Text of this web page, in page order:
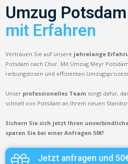
Umzug
mit Erfahren
Vertrauen Sie auf unsere jahrelange
Potsdam nach Chur. Mit Umzug Meyr
reibungslosen und effizienten Umzugsprozess.
Unser professionelles Team sorgt dafür,
schnell von Potsdam an Ihrem neuen
Sichern Sie sich jetzt Ihren
sparen Sie bei einer Anfragen 50€!
Jetzt anfragen und